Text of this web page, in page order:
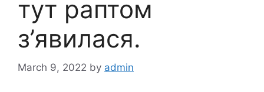
тут раптом
з’явилася.
March 9, 2022 by admin